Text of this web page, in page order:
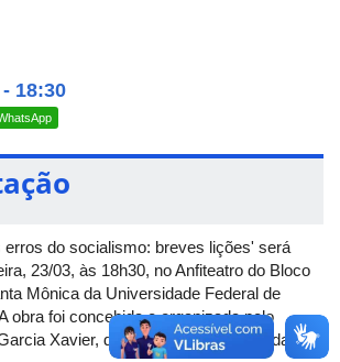
18:30
do socialismo: breves lições' será
23/03, às 18h30, no Anfiteatro do Bloco
Mônica da Universidade Federal de
obra foi concebida e organizada pelo
Xavier, do Instituto de Filosofia da